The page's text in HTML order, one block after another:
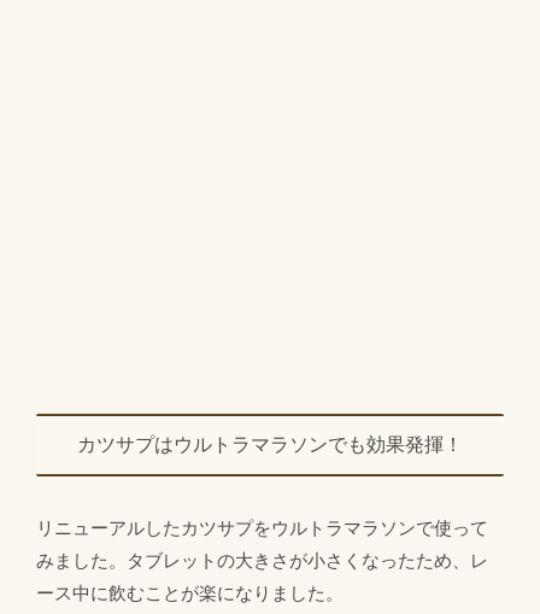
カツサプはウルトラマラソンでも効果発揮！
リニューアルしたカツサプをウルトラマラソンで使って
みました。タブレットの大きさが小さくなったため、レ
ース中に飲むことが楽になりました。